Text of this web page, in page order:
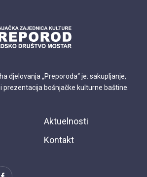
djelovanja „Preporoda“ je: sakupljanje,
prezentacija bošnjačke kulturne baštine.
Aktuelnosti
Kontakt